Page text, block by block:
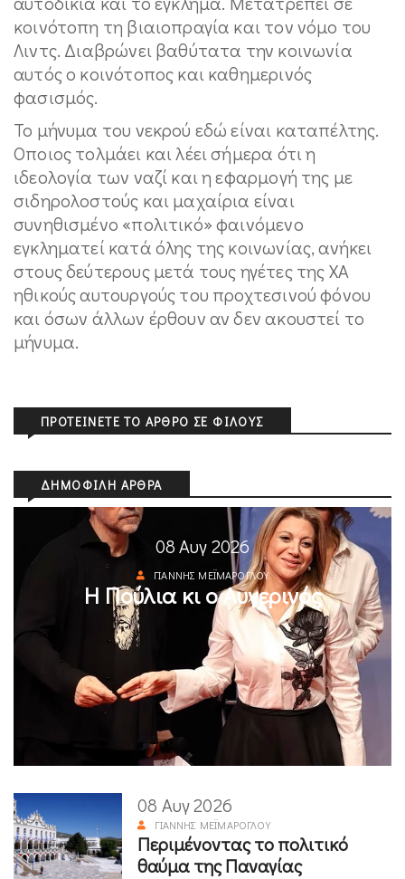
κοινότοπη τη βιαιοπραγία και τον νόμο του
Λιντς. Διαβρώνει βαθύτατα την κοινωνία
αυτός ο κοινότοπος και καθημερινός
φασισμός.
Το μήνυμα του νεκρού εδώ είναι καταπέλτης.
Οποιος τολμάει και λέει σήμερα ότι η
ιδεολογία των ναζί και η εφαρμογή της με
σιδηρολοστούς και μαχαίρια είναι
συνηθισμένο «πολιτικό» φαινόμενο
εγκληματεί κατά όλης της κοινωνίας, ανήκει
στους δεύτερους μετά τους ηγέτες της ΧΑ
ηθικούς αυτουργούς του προχτεσινού φόνου
και όσων άλλων έρθουν αν δεν ακουστεί το
μήνυμα.
ΠΡΟΤΕΊΝΕΤΕ ΤΟ ΆΡΘΡΟ ΣΕ ΦΊΛΟΥΣ
ΔΗΜΟΦΙΛΉ ΆΡΘΡΑ
08 Αυγ 2026
ΓΙΆΝΝΗΣ ΜΕΪΜΆΡΟΓΛΟΥ
Η Πούλια κι ο Αυγερινός
08 Αυγ 2026
ΓΙΆΝΝΗΣ ΜΕΪΜΆΡΟΓΛΟΥ
Περιμένοντας το πολιτικό
θαύμα της Παναγίας